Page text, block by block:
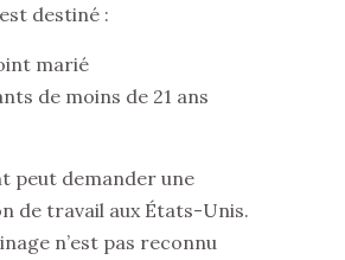
destiné :
marié
de moins de 21 ans
peut demander une
de travail aux États-Unis.
n’est pas reconnu